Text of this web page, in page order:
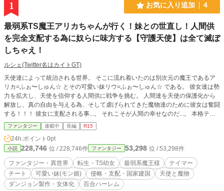
1 お気に入り追加 4
最弱系TS魔王アリカちゃんが行く！妹との世直し！人間供
を完全支配する為に奴らに味方する【守護天使】は全て滅ぼ
しちゃえ！
ルシェ(Twitter名はカイトGT)
天使達によって統治される世界。 そこに流れ着いたのは別次元の魔王であるア
リカ=ふぉ〜しゅん☆ とその可愛い妹リウ=ふぉ〜しゅん☆ である。 彼女達は勢
力を拡大し、天使を信仰する人間供に戦争を挑む。 人間達を天使の保護化から
解放し、真の自由を与える為、そして虐げられてきた魔物達のために彼女は奮闘
する！！！ 彼女に支配される事...。 それこそが人間の幸せなのだ...。 本格テイ
マーファンタジーここに開幕！！！ (はいっ！ ここに書いてある事に嘘があり
ます！ じゃあ中身を見て確認しよう！！！)
ファンタジー 連載中 長編 R15
24h.ポイント 0pt
小説 228,746 位 / 228,746件 ファンタジー 53,298 位 / 53,298件
ファンタジー・異世界 転生・TS幼女 最弱系魔王様
テイマー
チート
可愛い妹(モン娘) 侵略・支配・国家建国
天使と魔物
ダンジョン製作・女体化
百合ハーレム